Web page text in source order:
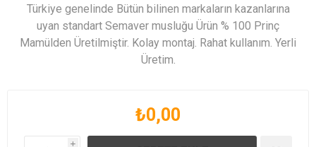
Türkiye genelinde Bütün bilinen markaların kazanlarına
uyan standart Semaver musluğu Ürün % 100 Prinç
Mamülden Üretilmiştir. Kolay montaj. Rahat kullanım. Yerli
Üretim.
₺0,00
i